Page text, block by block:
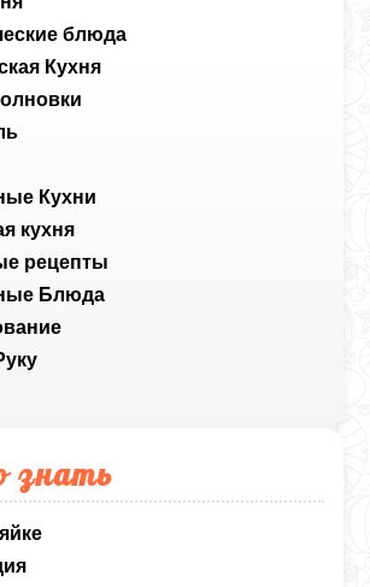
блюда
Кухня
Кухни
кухня
рецепты
Блюда
знать